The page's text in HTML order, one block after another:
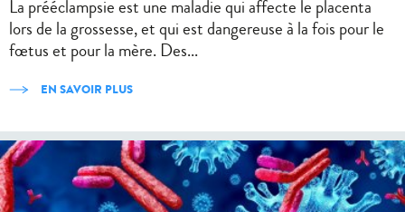
La prééclampsie est une maladie qui affecte le placenta
lors de la grossesse, et qui est dangereuse à la fois pour le
fœtus et pour la mère. Des...
EN SAVOIR PLUS